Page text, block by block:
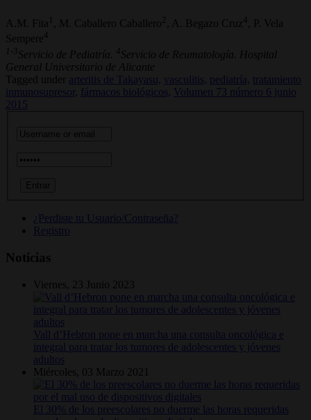
A.M. Fita 1 , M. Caballero Caballero , A. Begazo Cruz4
, P. Vela
Sempere4
1-3 Servicio de Pediatría. 4 Servicio de Reumatología. Hospital
General Universitario de Alicante
Tagged under
arteritis de Takayasu, vasculitis, pediatría, tratamiento
inmunosupresor,
fármacos biológicos,
Volumen 73 número 6 junio
2015
¿Perdiste tu Usuario/Contraseña?
Registro
Noticias
Viernes, 23 Junio 2023
Vall d’Hebron pone en marcha una consulta oncológica e
integral para tratar los tumores de adolescentes y jóvenes
adultos
Miércoles, 03 Marzo 2021
El 30% de los preescolares no duerme las horas requeridas